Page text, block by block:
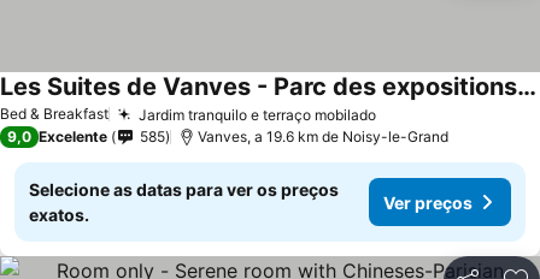
Bed & Breakfast Jardim tranquilo e terraço mobiladoVer preços
Les Suites de Vanves - Parc des expositions Porte de Versailles
Ver preços
9,0 Excelente 585 Vanves, a 19.6 km de Noisy-le-Grand
Selecione as datas para ver os preços
exatos.
Ver preços